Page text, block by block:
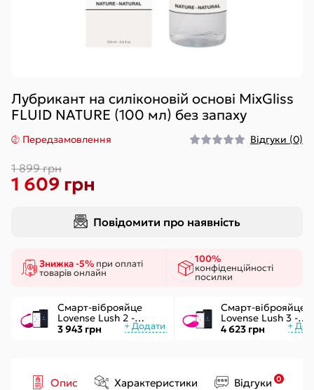
Лубрикант на силіконовій основі MixGliss
FLUID NATURE (100 мл) без запаху
Передзамовлення Відгуки (0)
1 899 грн
1 609 грн
Повідомити про наявність
Знижка -5% при оплаті
товарів онлайн
100%
конфіденційності
посилки
Смарт-віброяйце
Lovense Lush 2 -
управління через
додаток
3 943 грн
Смарт-віброяйце
Lovense Lush 3 -
керування через
інтернет
4 623 грн
Опис Характеристики Відгуки 0